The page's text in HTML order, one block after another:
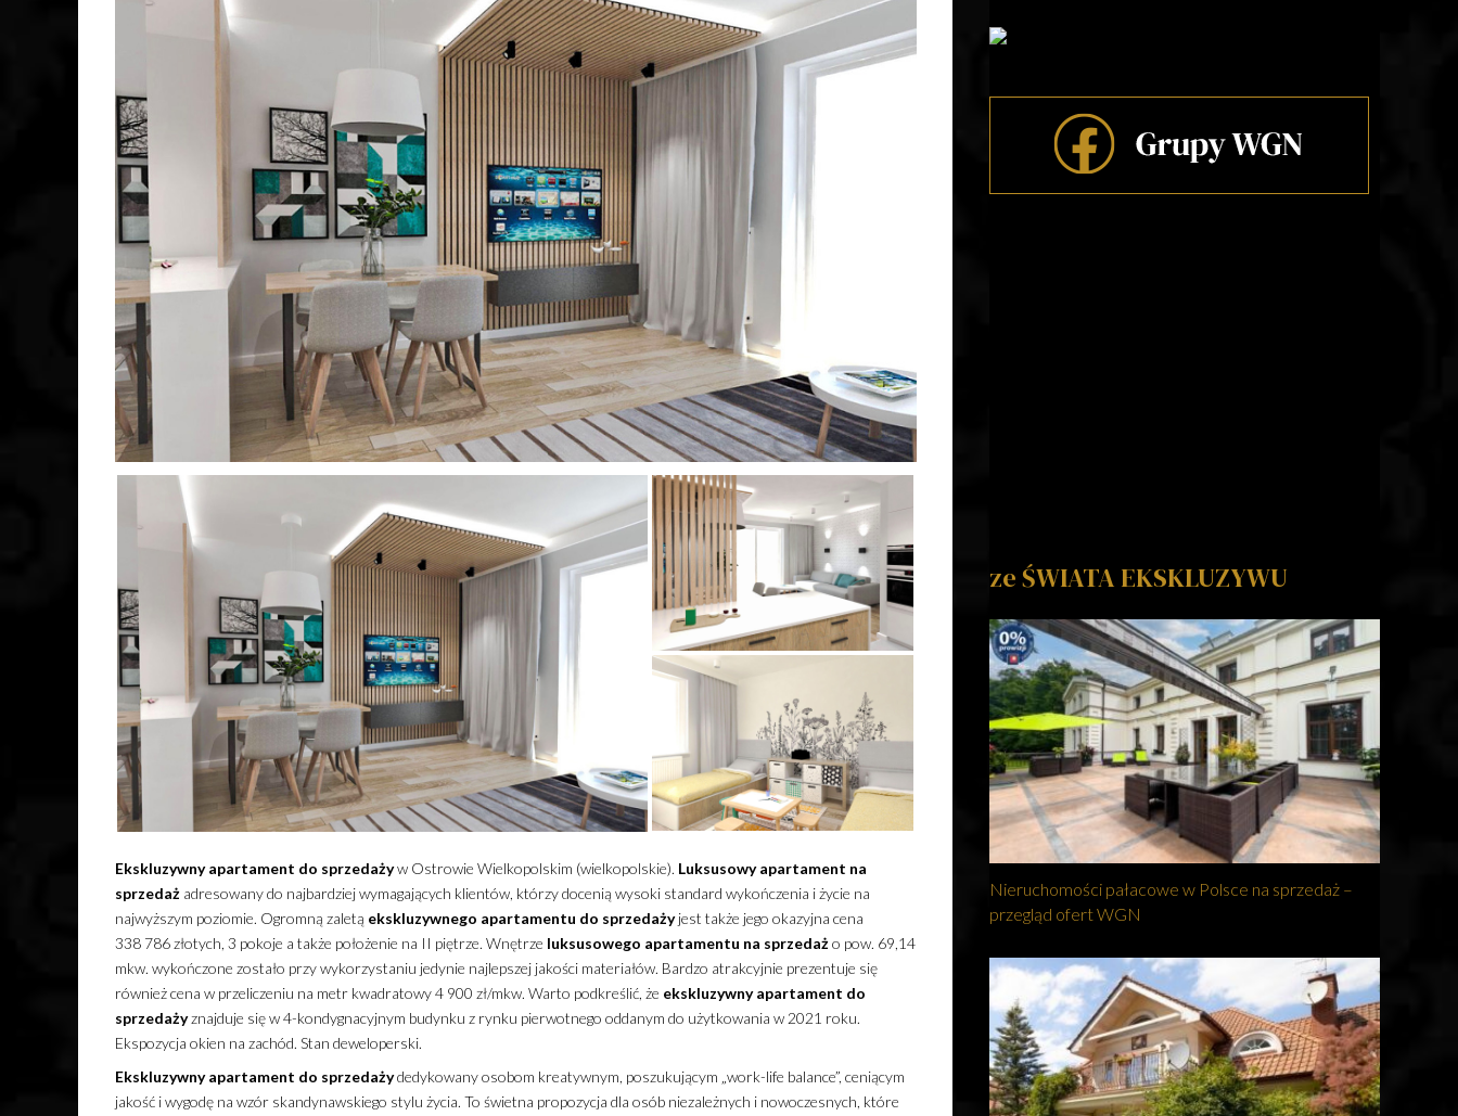
Ekskluzywny apartament do sprzedażyw Ostrowie Wielkopolskim (wielkopolskie). Luksusowy apartament na
sprzedażadresowany do najbardziej wymagających klientów, którzy docenią wysoki standard wykończenia i życie na
najwyższym poziomie. Ogromną zaletą ekskluzywnego apartamentu do sprzedażyjest także jego okazyjna cena
338 786 złotych, 3 pokoje a także położenie na II piętrze. Wnętrze luksusowego apartamentu na sprzedażo pow. 69,14
mkw. wykończone zostało przy wykorzystaniu jedynie najlepszej jakości materiałów. Bardzo atrakcyjnie prezentuje się
również cena w przeliczeniu na metr kwadratowy 4 900 zł/mkw. Warto podkreślić, że ekskluzywny apartament do
sprzedażyznajduje się w 4-kondygnacyjnym budynku z rynku pierwotnego oddanym do użytkowania w 2021 roku.
Ekspozycja okien na zachód. Stan deweloperski.
Ekskluzywny apartament do sprzedażydedykowany osobom kreatywnym, poszukującym „work-life balance”, ceniącym
jakość i wygodę na wzór skandynawskiego stylu życia. To świetna propozycja dla osób niezależnych i nowoczesnych, które
ze ŚWIATA EKSKLUZYWU
Nieruchomości pałacowe w Polsce na sprzedaż –
przegląd ofert WGN